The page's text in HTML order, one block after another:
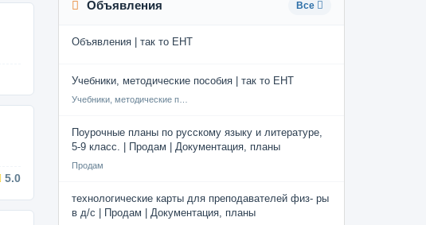
5.0
Объявления Все
Объявления | так то ЕНТ
Учебники, методические пособия | так то ЕНТ
Поурочные планы по русскому языку и литературе,
5-9 класс. | Продам | Документация, планы
Продам
технологические карты для преподавателей физ- ры
в д/с | Продам | Документация, планы